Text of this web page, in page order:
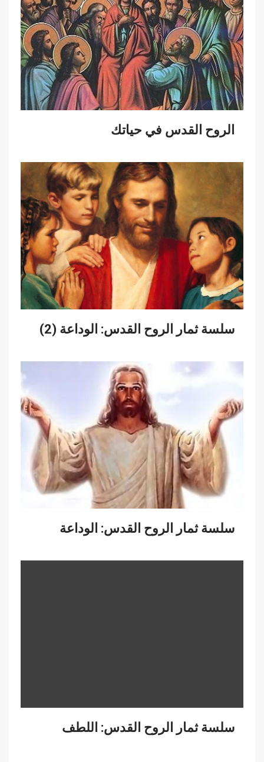
الروح القدس في حياتك
سلسة ثمار الروح القدس: الوداعة (2)
سلسة ثمار الروح القدس: الوداعة
سلسة ثمار الروح القدس: اللطف